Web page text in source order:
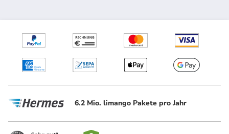
6.2 Mio. limango Pakete pro Jahr